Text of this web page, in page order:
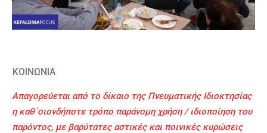
ΚΟΙΝΩΝΙΑ
Απαγορεύεται από το δίκαιο της Πνευματικής Ιδιοκτησίας
η καθ΄οιονδήποτε τρόπο παράνομη χρήση / ιδιοποίηση του
παρόντος, με βαρύτατες αστικές και ποινικές κυρώσεις